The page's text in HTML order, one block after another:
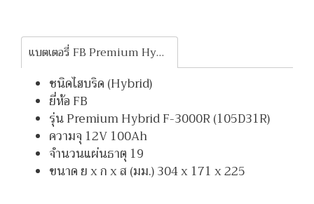
แบตเตอรี่ FB Premium Hybrid F-3000R
ชนิดไฮบริด (Hybrid)
ยี่ห้อ FB
รุ่น Premium Hybrid F-3000R (105D31R)
ความจุ 12V 100Ah
จำนวนแผ่นธาตุ 19
ขนาด ย x ก x ส (มม.) 304 x 171 x 225